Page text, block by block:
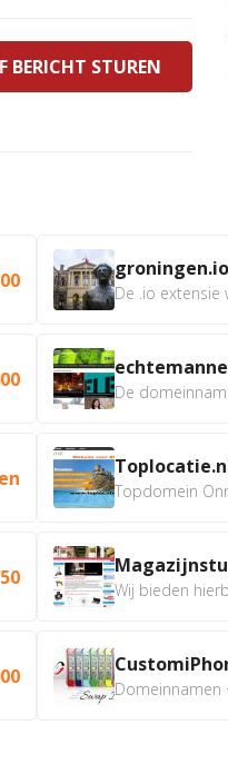
BERICHT STUREN
groningen.io
De .io extensie
De
Topdomein
Wij bieden
Domeinnamen